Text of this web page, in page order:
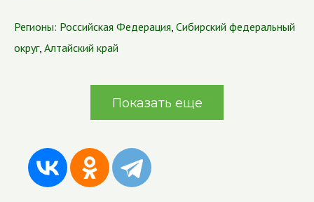
Регионы: Российская Федерация, Сибирский федеральный
округ, Алтайский край
Показать еще